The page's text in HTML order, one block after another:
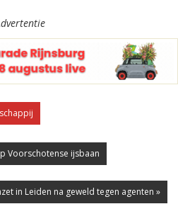
Voorschotense ijsbaan
in Leiden na geweld tegen agenten »